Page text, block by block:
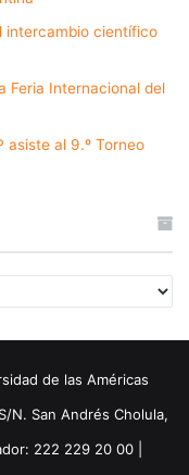
intercambio científico
Feria Internacional del
asiste al 9.º Torneo
de las Américas
N. San Andrés Cholula,
222 229 20 00 |